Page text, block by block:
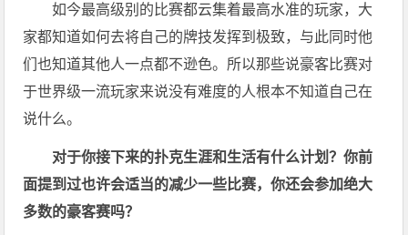
如今最高级别的比赛都云集着最高水准的玩家，大
家都知道如何去将自己的牌技发挥到极致，与此同时他
们也知道其他人一点都不逊色。所以那些说豪客比赛对
于世界级一流玩家来说没有难度的人根本不知道自己在
说什么。
对于你接下来的扑克生涯和生活有什么计划？你前
面提到过也许会适当的减少一些比赛，你还会参加绝大
多数的豪客赛吗？